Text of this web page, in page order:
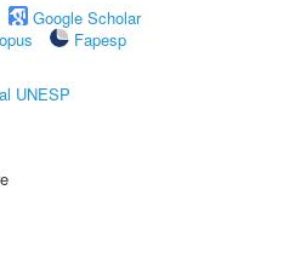
Google Scholar
Fapesp
UNESP